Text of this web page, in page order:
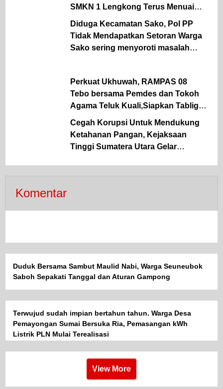
SMKN 1 Lengkong Terus Menuai
Pertanyaan
Diduga Kecamatan Sako, Pol PP
Tidak Mendapatkan Setoran Warga
Sako sering menyoroti masalah
Perkuat Ukhuwah, RAMPAS 08
Tebo bersama Pemdes dan Tokoh
Agama Teluk Kuali,Siapkan Tabligh
Akbar UAS
Cegah Korupsi Untuk Mendukung
Ketahanan Pangan, Kejaksaan
Tinggi Sumatera Utara Gelar
Komentar
Duduk Bersama Sambut Maulid Nabi, Warga Seuneubok
Saboh Sepakati Tanggal dan Aturan Gampong
Terwujud sudah impian bertahun tahun. Warga Desa
Pemayongan Sumai Bersuka Ria, Pemasangan kWh
Listrik PLN Mulai Terealisasi
View More